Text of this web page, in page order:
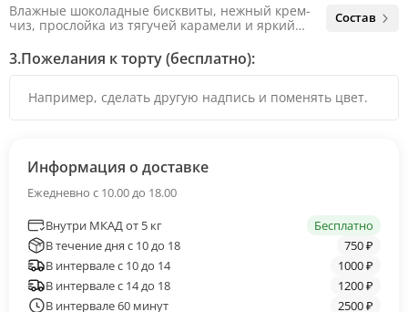
Влажные шоколадные бисквиты, нежный крем-
чиз, прослойка из тягучей карамели и яркий
яркий вкус шоколада и тягучей карамели, не
оставляя ни единого шанса остаться
Состав
3.Пожелания к торту (бесплатно):
Информация о доставке
Ежедневно с 10.00 до 18.00
Внутри МКАД от 5 кг
Бесплатно
В течение дня с 10 до 18
750 ₽
В интервале с 10 до 14
1000 ₽
В интервале с 14 до 18
1200 ₽
В интервале 60 минут
2500 ₽